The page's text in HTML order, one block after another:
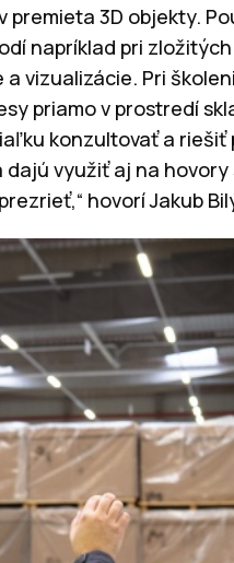
3D objekty.
napríklad pri
vizualizácie. Pri
priamo v prostredí
konzultovať a
využiť aj na hovory
hovorí Jakub